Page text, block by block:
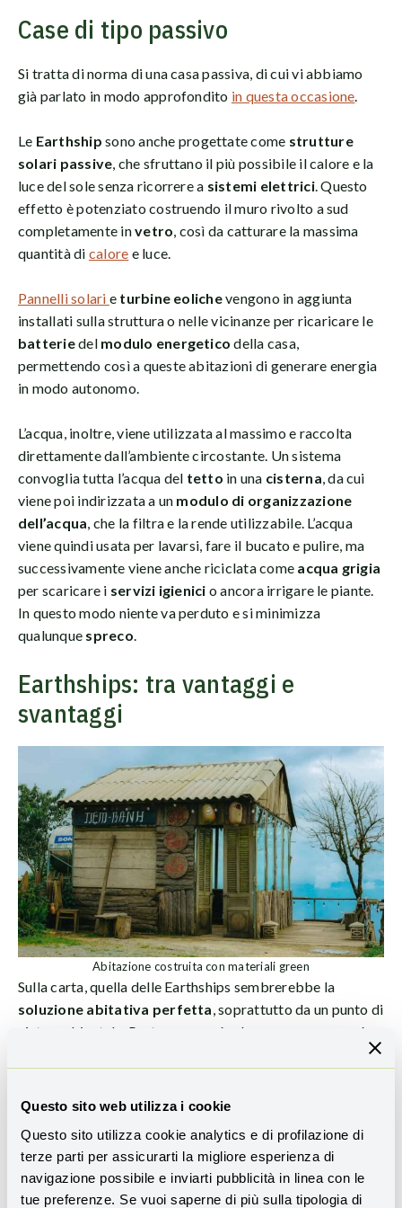
Questo sito web utilizza i cookie
Questo sito utilizza cookie analytics e di profilazione di
terze parti per assicurarti la migliore esperienza di
navigazione possibile e inviarti pubblicità in linea con le
tue preferenze. Se vuoi saperne di più sulla tipologia di
Case di tipo passivo
Si tratta di norma di una casa passiva, di cui vi abbiamo
già parlato in modo approfondito in questa occasione.
Le Earthship sono anche progettate come strutture
solari passive, che sfruttano il più possibile il calore e la
luce del sole senza ricorrere a sistemi elettrici. Questo
effetto è potenziato costruendo il muro rivolto a sud
completamente invetro, così da catturare la massima
quantità di calore e luce.
Pannelli solari e turbine eolichevengono in aggiunta
installati sulla struttura o nelle vicinanze per ricaricare le
batteriedel modulo energetico della casa,
permettendo così a queste abitazioni di generare energia
in modo autonomo.
L’acqua, inoltre, viene utilizzata al massimo e raccolta
direttamente dall’ambiente circostante. Un sistema
convoglia tutta l’acqua del tetto in una cisterna, da cui
viene poi indirizzata a un modulo di organizzazione
dell’acqua, che la filtra e la rende utilizzabile. L’acqua
viene quindi usata per lavarsi, fare il bucato e pulire, ma
successivamente viene anche riciclata come acqua grigia
per scaricare i servizi igienici o ancora irrigare le piante.
In questo modo niente va perduto e si minimizza
qualunque spreco.
Earthships: tra vantaggi e
svantaggi
Abitazione costruita con materiali green
Sulla carta, quella delle Earthships sembrerebbe la
soluzione abitativa perfetta, soprattutto da un punto di
vista ambientale. Purtroppo però, almeno per ora, non è
Una casa di questo tipo, infatti, permette come abbiamo
infrastrutturali convenzionali (come i classicifornitori
di energia elettricaegas); inoltre, reperire i materiali
per la sua costruzione è molto semplice. Le sue